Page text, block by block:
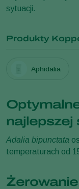
sytuacji.
Produkty
Aphidalia
najlepszej
Adalia bipunctata
temperaturach od